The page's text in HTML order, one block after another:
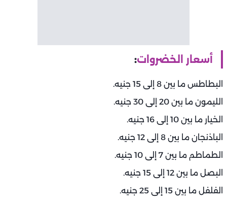
أسعار الخضروات:
البطاطس ما بين 8 إلى 15 جنيه.
الليمون ما بين 20 إلى 30 جنيه.
الخيار ما بين 10 إلى 16 جنيه.
الباذنجان ما بين 8 إلى 12 جنيه.
الطماطم ما بين 7 إلى 10 جنيه.
البصل ما بين 12 إلى 15 جنيه.
الفلفل ما بين 15 إلى 25 جنيه.